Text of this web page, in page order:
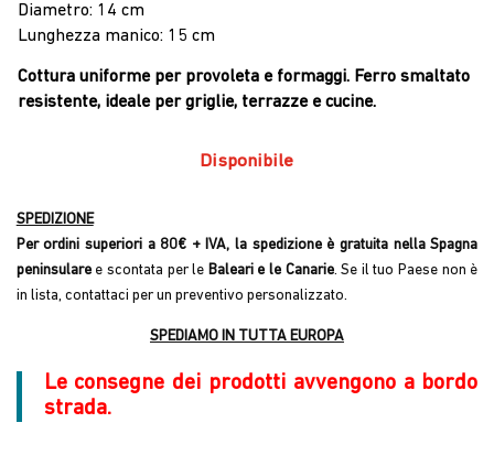
Diametro: 14 cm
Lunghezza manico: 15 cm
Cottura uniforme per provoleta e formaggi. Ferro smaltato
resistente, ideale per griglie, terrazze e cucine.
Disponibile
SPEDIZIONE
Per ordini superiori a 80€ + IVA, la spedizione è gratuita nella Spagna
peninsularee scontata per le Baleari e le Canarie. Se il tuo Paese non è
in lista, contattaci per un preventivo personalizzato.
SPEDIAMO IN TUTTA EUROPA
Le consegne dei prodotti avvengono a bordo
strada.